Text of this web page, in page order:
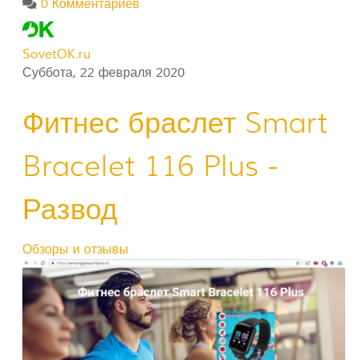
0 Комментариев
SovetOK.ru
Суббота, 22 февраля 2020
Фитнес браслет Smart
Bracelet 116 Plus -
Развод
Обзоры и отзывы